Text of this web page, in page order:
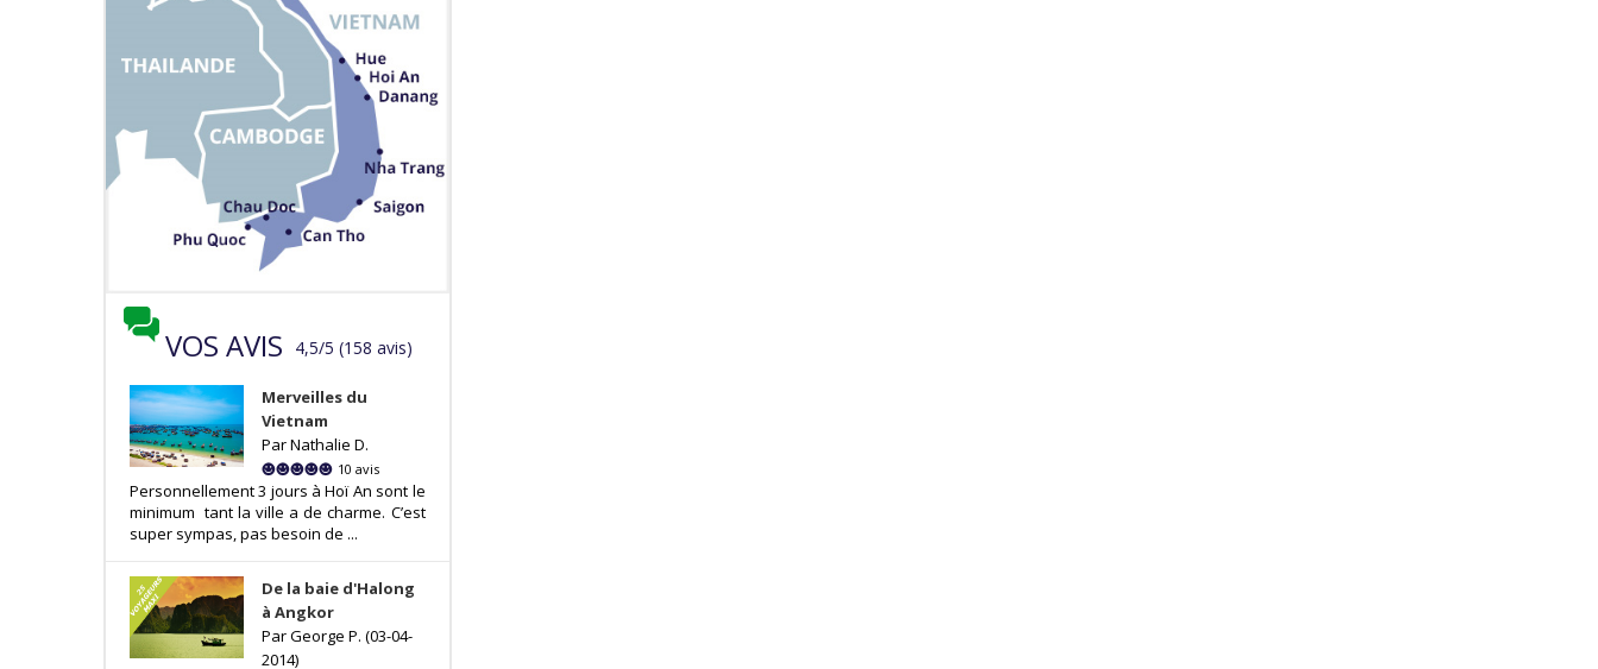
VOS AVIS 4,5/5 (158 avis)
Merveilles du
Vietnam
Par Nathalie D.
10 avis
Personnellement 3 jours à Hoï An sont le
minimum tant la ville a de charme. C’est
super sympas, pas besoin de ...
De la baie d'Halong
à Angkor
Par George P. (03-04-
2014)